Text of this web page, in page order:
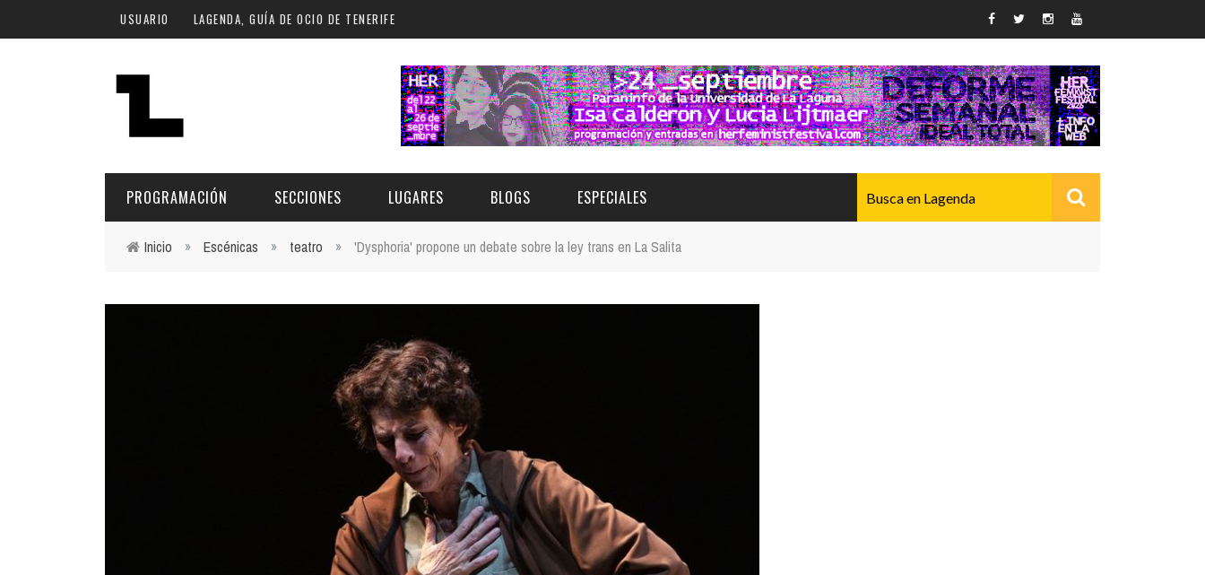
Pasar al contenido principal
USUARIO LAGENDA, GUÍA DE OCIO DE TENERIFE
PROGRAMACIÓN
Norte
Sur
Santa Cruz | La Laguna
Islas
Escénicas
SECCIONES
GASTRONOMÍA
LUGARES
ESPACIOS CULTURALES
NOCHE
LOCALES CON ACTUACIONES
COMERCIO
GASTRO
FORMATIVO
BLOGS ESPECIALES
Inicio » Escénicas » teatro » 'Dysphoria' propone un debate sobre la ley trans en La Salita